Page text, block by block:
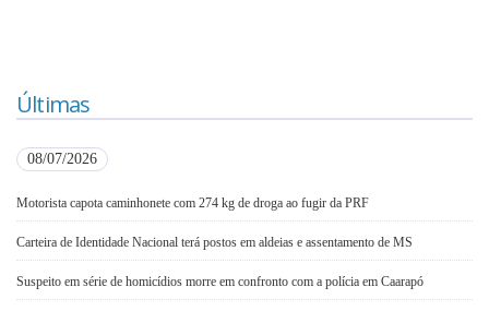
Últimas
08/07/2026
Motorista capota caminhonete com 274 kg de droga ao fugir da PRF
Carteira de Identidade Nacional terá postos em aldeias e assentamento de MS
Suspeito em série de homicídios morre em confronto com a polícia em Caarapó